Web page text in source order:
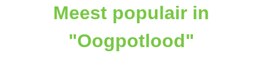
Meest populair in
"Oogpotlood"